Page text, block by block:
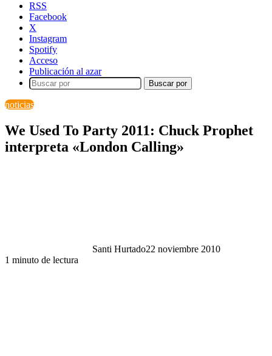
RSS
Facebook
X
Instagram
Spotify
Acceso
Publicación al azar
Buscar por
noticias
We Used To Party 2011: Chuck Prophet
interpreta «London Calling»
Santi Hurtado22 noviembre 2010
1 minuto de lectura